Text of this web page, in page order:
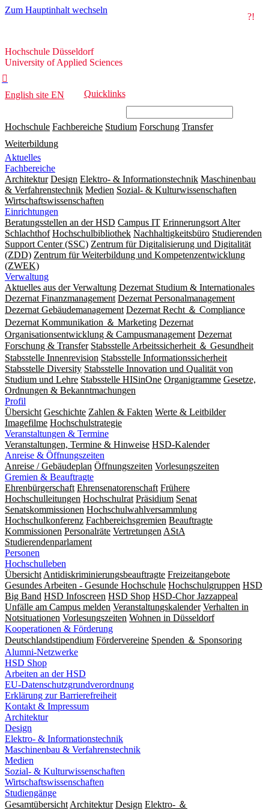
Zum Hauptinhalt wechseln
?!
Hochschule
Düsseldorf
Hochschule Düsseldorf
University of Applied Sciences

English site EN Quicklinks
Hochschule Fachbereiche Studium Forschung Transfer
Weiterbildung
Aktuelles
Fachbereiche
Architektur Design Elektro- & Informationstechnik Maschinenbau
& Verfahrenstechnik Medien Sozial- & Kulturwissenschaften
Wirtschaftswissenschaften
Einrichtungen
Beratungsstellen an der HSD Campus IT Erinnerungsort Alter
Schlachthof Hochschulbibliothek Nachhaltigkeitsbüro Studierenden
Support Center (SSC) Zentrum für Digitalisierung und Digitalität
(ZDD) Zentrum für Weiterbildung und Kompetenzentwicklung
(ZWEK)
Verwaltung
Aktuelles aus der Verwaltung Dezernat Studium & Internationales
Dezernat Finanzmanagement Dezernat Personalmanagement
Dezernat Gebäudemanagement Dezernat Recht ＆ Compliance
Dezernat Kommunikation ＆ Marketing Dezernat
Organisationsentwicklung & Campusmanagement Dezernat
Forschung & Transfer Stabsstelle Arbeitssicherheit ＆ Gesundheit
Stabsstelle Innenrevision Stabsstelle In­for­ma­ti­ons­sicher­heit
Stabsstelle Diversity Stabsstelle Innovation und Qualität von
Studium und Lehre Stabsstelle HISinOne Organigramme Gesetze,
Ordnungen & Bekanntmachungen
Profil
Übersicht Geschichte Zahlen & Fakten Werte & Leitbilder
Imagefilme Hochschulstrategie
Veranstaltungen & Termine
Veranstaltungen, Termine & Hinweise HSD-Kalender
Anreise & Öffnungszeiten
Anreise / Gebäudeplan Öffnungszeiten Vorlesungszeiten
Gremien & Beauftragte
Ehrenbürgerschaft Ehrensenatorenschaft Frühere
Hochschulleitungen Hochschulrat Präsidium Senat
Senatskommissionen Hochschulwahlversammlung
Hochschulkonferenz Fachbereichsgremien Beauftragte
Kommissionen Personalräte Vertretungen AStA
Studierendenparlament
Personen
Hochschulleben
Übersicht Antidiskriminierungsbeauftragte Freizeitangebote
Gesundes Arbeiten - Gesunde Hochschule Hochschulgruppen HSD
Big Band HSD Infoscreen HSD Shop HSD-Chor Jazzappeal
Unfälle am Campus melden Veranstaltungskalender Verhalten in
Notsituationen Vorlesungszeiten Wohnen in Düsseldorf
Kooperationen & Förderung
Deutschlandstipendium Fördervereine Spenden ＆ Sponsoring
Alumni-Netzwerke
HSD Shop
Arbeiten an der HSD
EU-Datenschutzgrundverordnung
Erklärung zur Barrierefreiheit
Kontakt & Impressum
Architektur
Design
Elektro- & Informationstechnik
Maschinenbau & Verfahrenstechnik
Medien
Sozial- & Kulturwissenschaften
Wirtschaftswissenschaften
Studiengänge
Gesamtübersicht Architektur Design Elektro- ＆